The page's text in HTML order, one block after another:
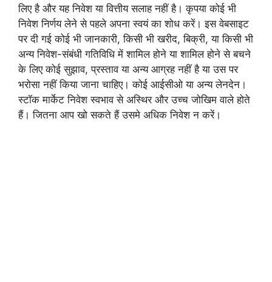
लिए है और यह निवेश या वित्तीय सलाह नहीं है। कृपया कोई भी
निवेश निर्णय लेने से पहले अपना स्वयं का शोध करें। इस वेबसाइट
पर दी गई कोई भी जानकारी, किसी भी खरीद, बिक्री, या किसी भी
अन्य निवेश-संबंधी गतिविधि में शामिल होने या शामिल होने से बचने
के लिए कोई सुझाव, प्रस्ताव या अन्य आग्रह नहीं है या उस पर
भरोसा नहीं किया जाना चाहिए। कोई आईसीओ या अन्य लेनदेन।
स्टॉक मार्केट निवेश स्वभाव से अस्थिर और उच्च जोखिम वाले होते
हैं। जितना आप खो सकते हैं उसमे अधिक निवेश न करें।